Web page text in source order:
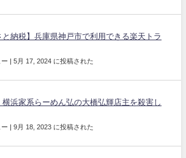
と納税】兵庫県神戸市で利用できる楽天トラ
| 5月 17, 2024 に投稿された
横浜家系らーめん弘の大橋弘輝店主を殺害し
| 9月 18, 2023 に投稿された